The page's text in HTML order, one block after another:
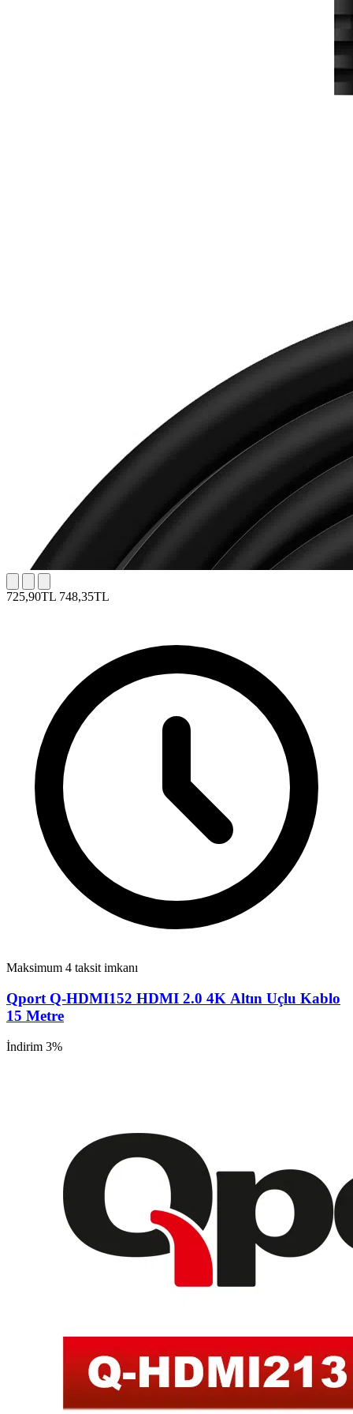
725,90TL 748,35TL
Maksimum 4 taksit imkanı
Qport Q-HDMI152 HDMI 2.0 4K Altın Uçlu Kablo
15 Metre
İndirim 3%